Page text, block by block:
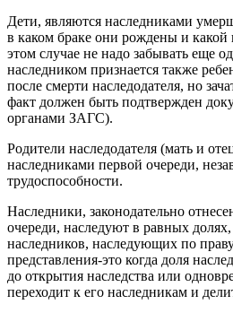
Дети, являются наследниками
в каком браке они рождены и какой
этом случае не надо забывать еще
наследником признается также
после смерти наследодателя, но
факт должен быть подтвержден
органами ЗАГС).
Родители наследодателя (мать и
наследниками первой очереди,
трудоспособности.
Наследники, законодательно
очереди, наследуют в равных
наследников, наследующих по
представления-это когда доля
до открытия наследства или
переходит к его наследникам и